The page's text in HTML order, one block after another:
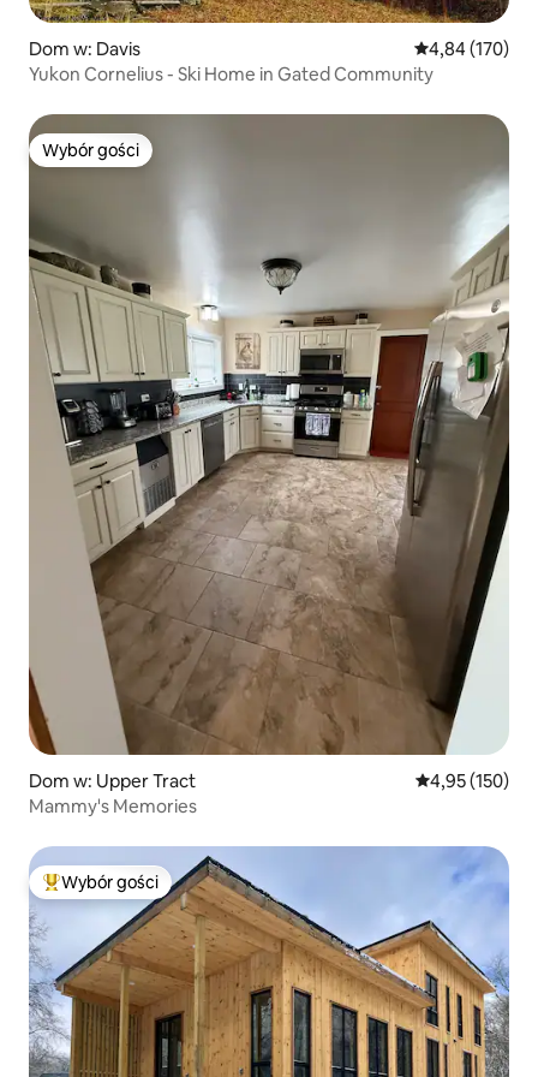
Dom w: Davis Średnia
4,84 (170)
Yukon Cornelius - Ski Home in Gated Community
Wybór gości
Wybór gości
Dom w: Upper Tract Średnia
4,95 (150)
Mammy's Memories
Najpopularniejsze z kategorii Wybór gości
Wybór gości